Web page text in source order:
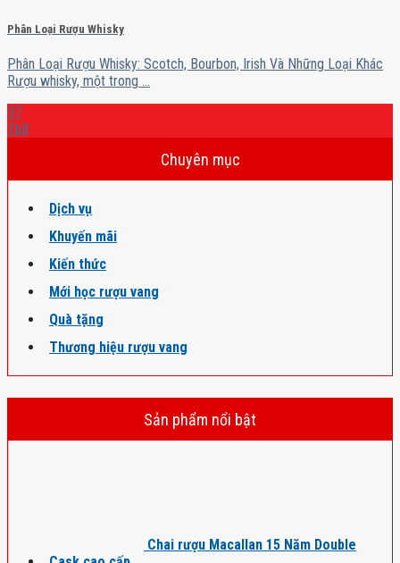
Phân Loại Rượu Whisky
Phân Loại Rượu Whisky: Scotch, Bourbon, Irish Và Những Loại Khác
Rượu whisky, một trong ...
07
Th8
Chuyên mục
Dịch vụ
Khuyến mãi
Kiến thức
Mới học rượu vang
Quà tặng
Thương hiệu rượu vang
Sản phẩm nổi bật
Chai rượu Macallan 15 Năm Double